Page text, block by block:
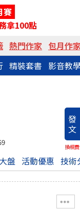
賽
拿100點
熱門作家 包月作
精裝套書 影音教
發
文
換稿費
大盤 活動優惠 技術